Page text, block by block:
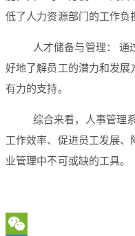
低了人力资源部门的工作负
人才储备与管理： 通
好地了解员工的潜力和发展
有力的支持。
综合来看，人事管理
工作效率、促进员工发展
业管理中不可或缺的工具。